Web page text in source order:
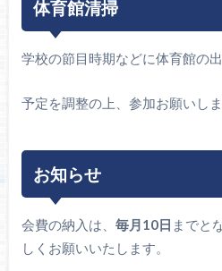
体育館清掃
学校の節目時期などに体育館の
予定を調整の上、参加お願いしま
お知らせ
会費の納入は、 毎月10日 までと
しくお願いいたします。